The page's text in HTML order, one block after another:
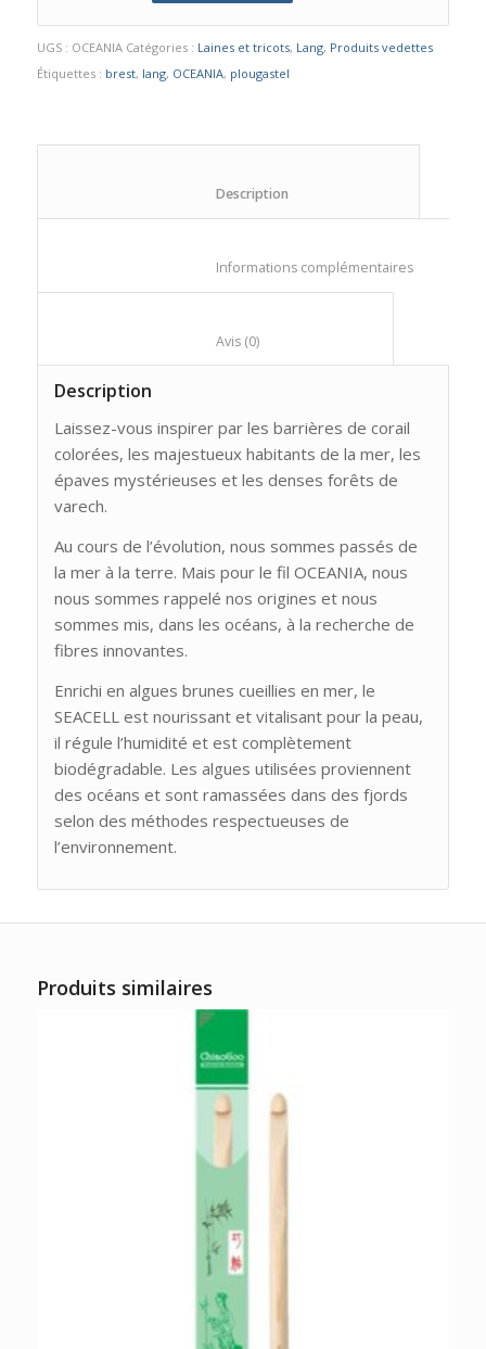
UGS : OCEANIA Catégories : Laines et tricots, Lang, Produits vedettes
Étiquettes : brest, lang, OCEANIA, plougastel
Informations
						Avis (0)
Description
Laissez-vous inspirer par les barrières de corail
colorées, les majestueux habitants de la mer, les
épaves mystérieuses et les denses forêts de
varech.
Au cours de l’évolution, nous sommes passés de
la mer à la terre. Mais pour le fil OCEANIA, nous
nous sommes rappelé nos origines et nous
sommes mis, dans les océans, à la recherche de
fibres innovantes.
Enrichi en algues brunes cueillies en mer, le
SEACELL est nourissant et vitalisant pour la peau,
il régule l’humidité et est complètement
biodégradable. Les algues utilisées proviennent
des océans et sont ramassées dans des fjords
selon des méthodes respectueuses de
l’environnement.
Produits similaires